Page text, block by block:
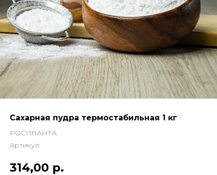
Сахарная пудра термостабильная 1 кг
РОСПЛАНТА
Артикул:
314,00 р.